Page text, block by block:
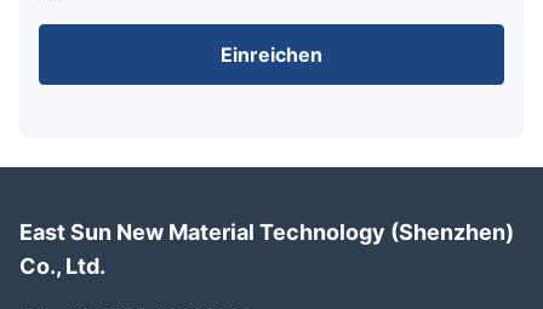
Einreichen
East Sun New Material Technology (Shenzhen)
Co., Ltd.